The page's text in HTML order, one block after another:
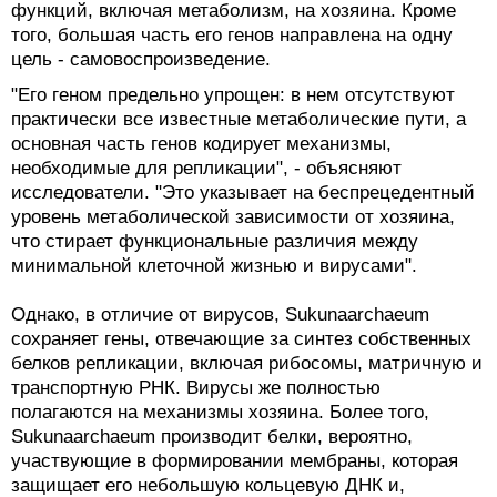
цель - самовоспроизведение.
"Его геном предельно упрощен: в нем отсутствуют
практически все известные метаболические пути, а
основная часть генов кодирует механизмы,
необходимые для репликации", - объясняют
исследователи. "Это указывает на беспрецедентный
уровень метаболической зависимости от хозяина,
что стирает функциональные различия между
минимальной клеточной жизнью и вирусами".
Однако, в отличие от вирусов, Sukunaarchaeum
сохраняет гены, отвечающие за синтез собственных
белков репликации, включая рибосомы, матричную и
транспортную РНК. Вирусы же полностью
полагаются на механизмы хозяина. Более того,
Sukunaarchaeum производит белки, вероятно,
участвующие в формировании мембраны, которая
защищает его небольшую кольцевую ДНК и,
возможно, помогает взаимодействовать с